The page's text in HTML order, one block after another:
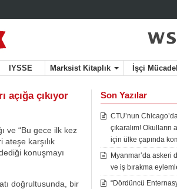
IYSSE Marksist Kitaplık İşçi
çıkıyor
ve “Bu gece ilk kez
ateşe karşılık
konuşmayı
doğrultusunda, bir
Son Yazılar
CTU’nun
çıkaralım! Okulların
için ülke çapında
Myanmar’da askeri
ve iş bırakma
“Dördüncü